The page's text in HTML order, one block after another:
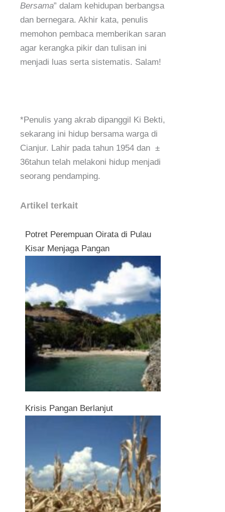
Bersama” dalam kehidupan berbangsa
dan bernegara. Akhir kata, penulis
memohon pembaca memberikan saran
agar kerangka pikir dan tulisan ini
menjadi luas serta sistematis. Salam!
*Penulis yang akrab dipanggil Ki Bekti,
sekarang ini hidup bersama warga di
Cianjur. Lahir pada tahun 1954 dan ±
36tahun telah melakoni hidup menjadi
seorang pendamping.
Artikel terkait
Potret Perempuan Oirata di Pulau
Kisar Menjaga Pangan
Krisis Pangan Berlanjut